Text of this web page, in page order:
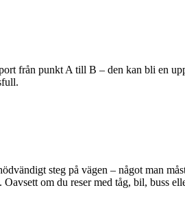
från punkt A till B – den kan bli en
steg på vägen – något man
om du reser med tåg, bil, buss